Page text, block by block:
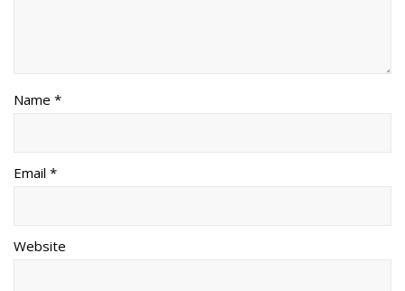
Name *
Email *
Website